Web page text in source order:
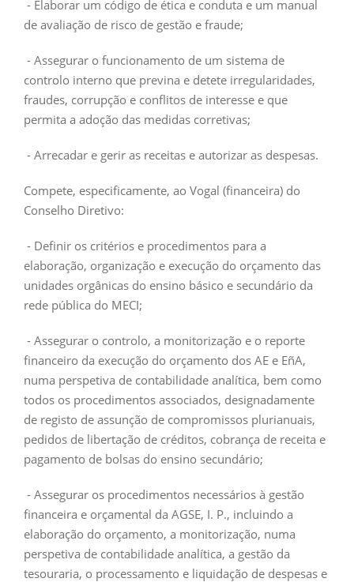
- Elaborar um código de ética e conduta e um manual
de avaliação de risco de gestão e fraude;
- Assegurar o funcionamento de um sistema de
controlo interno que previna e detete irregularidades,
fraudes, corrupção e conflitos de interesse e que
permita a adoção das medidas corretivas;
- Arrecadar e gerir as receitas e autorizar as despesas.
Compete, especificamente, ao Vogal (financeira) do
Conselho Diretivo:
- Definir os critérios e procedimentos para a
elaboração, organização e execução do orçamento das
unidades orgânicas do ensino básico e secundário da
rede pública do MECI;
- Assegurar o controlo, a monitorização e o reporte
financeiro da execução do orçamento dos AE e EñA,
numa perspetiva de contabilidade analítica, bem como
todos os procedimentos associados, designadamente
de registo de assunção de compromissos plurianuais,
pedidos de libertação de créditos, cobrança de receita e
pagamento de bolsas do ensino secundário;
- Assegurar os procedimentos necessários à gestão
financeira e orçamental da AGSE, I. P., incluindo a
elaboração do orçamento, a monitorização, numa
perspetiva de contabilidade analítica, a gestão da
tesouraria, o processamento e liquidação de despesas e